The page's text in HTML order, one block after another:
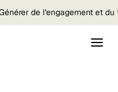
de l'engagement et